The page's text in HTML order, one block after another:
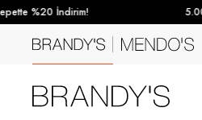
%20 İndirim!